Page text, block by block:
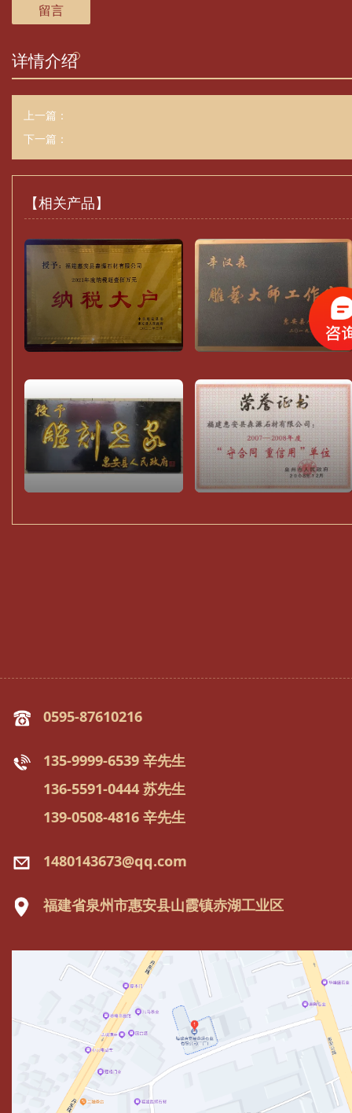
留言
详情介绍
上一篇：
下一篇：
【相关产品】
0595-87610216
135-9999-6539 辛先生
136-5591-0444 苏先生
139-0508-4816 辛先生
1480143673@qq.com
福建省泉州市惠安县山霞镇赤湖工业区